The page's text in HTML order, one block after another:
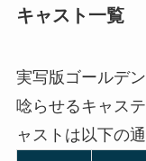
キャスト一覧
実写版ゴールデ
唸らせるキャス
ャストは以下の通